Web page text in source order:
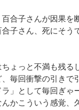
合子さんが因果を
子さん、死にそう
ょっと不満も残る
毎回衝撃の引きで
」として毎回ぎゃ
かこういう感覚、